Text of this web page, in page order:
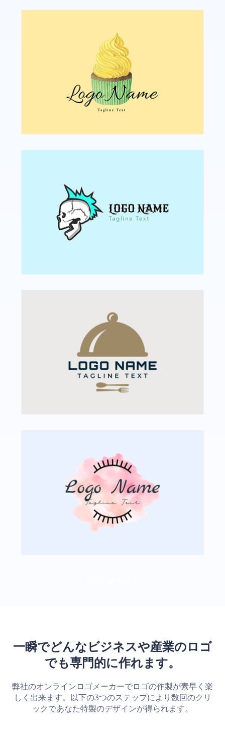
一瞬でどんなビジネスや産業のロゴ
でも専門的に作れます。
弊社のオンラインロゴメーカーでロゴの作製が素早く楽
しく出来ます。以下の3つのステップにより数回のクリ
ックであなた特製のデザインが得られます。